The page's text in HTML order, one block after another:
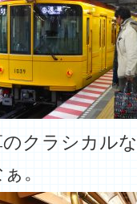
クラシカル
。